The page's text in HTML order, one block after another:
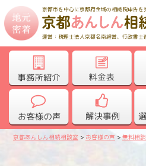
京都市を中心に京都府全域の相続税申告を
運営：税理士法人京都名南経営、行政書士
京都あんしん相続相談室 > お客様の声 >無料相